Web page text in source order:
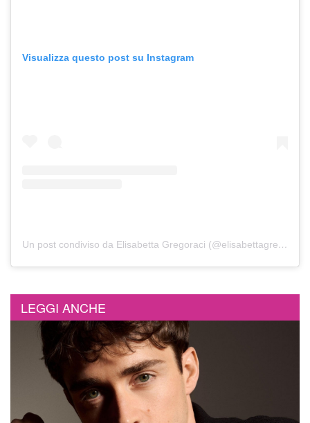
Visualizza questo post su Instagram
Un post condiviso da Elisabetta Gregoraci (@elisabettagregoracireal)
LEGGI ANCHE